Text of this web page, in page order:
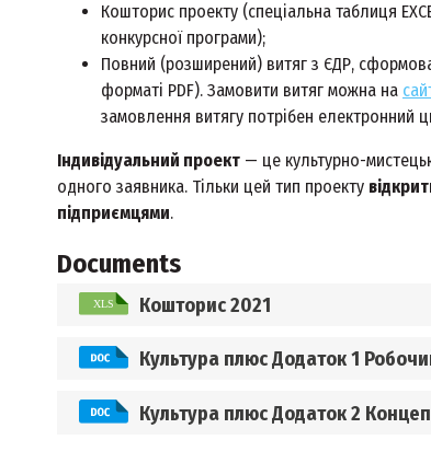
Кошторис проекту (спеціальна таблиця
конкурсної програми);
Повний (розширений) витяг з ЄДР,
форматі PDF). Замовити витяг можна на
замовлення витягу потрібен електронний
Індивідуальний проект — це культурно-
одного заявника. Тільки цей тип проекту
підприємцями.
Documents
Кошторис 2021
Культура плюс Додаток 1
Культура плюс Додаток 2